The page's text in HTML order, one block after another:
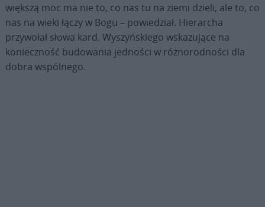
większą moc ma nie to, co nas tu na ziemi dzieli, ale to, co
nas na wieki łączy w Bogu – powiedział. Hierarcha
przywołał słowa kard. Wyszyńskiego wskazujące na
konieczność budowania jedności w różnorodności dla
dobra wspólnego.